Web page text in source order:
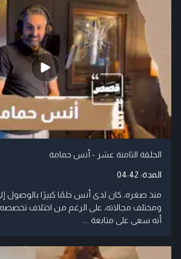
الحلقة الثامنة عشر - أنس حمامة
المدة: 04:42
منذ صغره، كان لدى أنس حلمًا كبيرًا بالوصول
ومختلف مجالاته، على الرغم من اختلاف تخصصه
أنه سعى على متابعة ....